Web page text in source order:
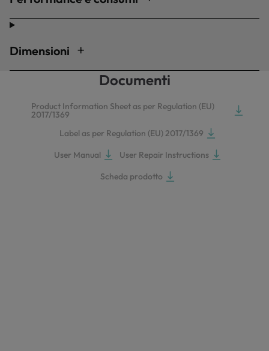
Dimensioni
Documenti
Product Information Sheet as per Regulation (EU)
2017/1369
Label as per Regulation (EU) 2017/1369
User Manual
User Repair Instructions
Scheda prodotto